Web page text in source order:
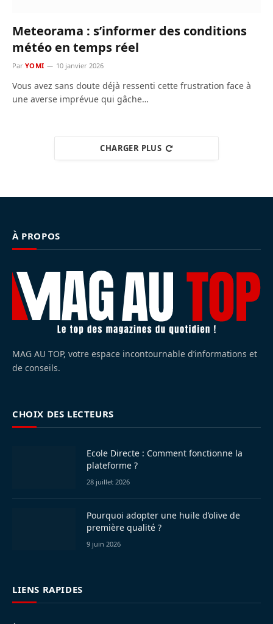
Meteorama : s’informer des conditions
météo en temps réel
Par YOMI 10 janvier 2026
Vous avez sans doute déjà ressenti cette frustration face à
une averse imprévue qui gâche…
CHARGER PLUS
À PROPOS
MAG AU TOP, votre espace incontournable d’informations et
de conseils.
CHOIX DES LECTEURS
Ecole Directe : Comment fonctionne la
plateforme ?
28 juillet 2026
Pourquoi adopter une huile d’olive de
première qualité ?
9 juin 2026
LIENS RAPIDES